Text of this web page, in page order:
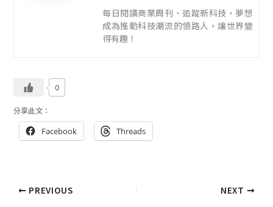
每日閱讀商業周刊、追蹤新科技，夢想
成為推動科技潮流的領路人，讓世界變
得有趣！
0
分享此文：
Facebook Threads
PREVIOUS NEXT